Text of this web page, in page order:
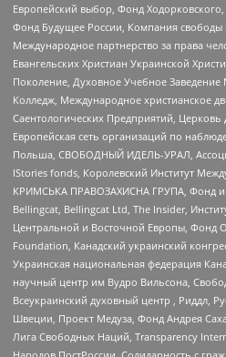
Европейский выбор, Фонд
Фонд Будущее России, Компания
Международное партнерство за права
Евангельских Христиан Украинской
Поколение, Духовное Учебное
Колледж, Международное христианское
Саентологических Предприятий, Церковь
Европейская сеть организаций по
Польша, СВОБОДНЫЙ ИДЕЛЬ-УРАЛ,
IStories fonds, Королевский Институт
КРИМСЬКА ПРАВОЗАХИСНА ГРУПА, Фонд
Bellingcat, Bellingcat Ltd, The Insider,
Центральной и Восточной Европы, Фонд
Foundation, Канадский украинский
Украинская национальная федерация
научный центр им Вудро Вильсона,
Всеукраинский духовный центр , Риддл,
Швеции, Проект Медуза, Фонд Андрея
Лига Свободных Наций, Transparеncy
Народов ПостРоссии, Солидарность с